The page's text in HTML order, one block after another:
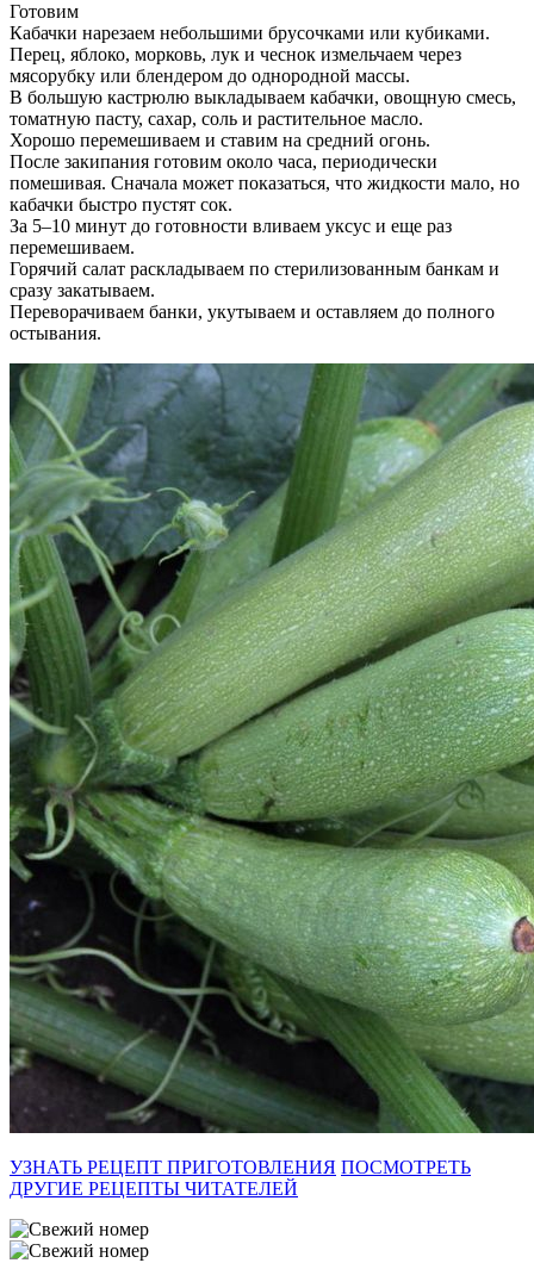
Готовим
Кабачки нарезаем небольшими брусочками или кубиками.
Перец, яблоко, морковь, лук и чеснок измельчаем через
мясорубку или блендером до однородной массы.
В большую кастрюлю выкладываем кабачки, овощную смесь,
томатную пасту, сахар, соль и растительное масло.
Хорошо перемешиваем и ставим на средний огонь.
После закипания готовим около часа, периодически
помешивая. Сначала может показаться, что жидкости мало, но
кабачки быстро пустят сок.
За 5–10 минут до готовности вливаем уксус и еще раз
перемешиваем.
Горячий салат раскладываем по стерилизованным банкам и
сразу закатываем.
Переворачиваем банки, укутываем и оставляем до полного
остывания.
УЗНАТЬ РЕЦЕПТ ПРИГОТОВЛЕНИЯ ПОСМОТРЕТЬ
ДРУГИЕ РЕЦЕПТЫ ЧИТАТЕЛЕЙ